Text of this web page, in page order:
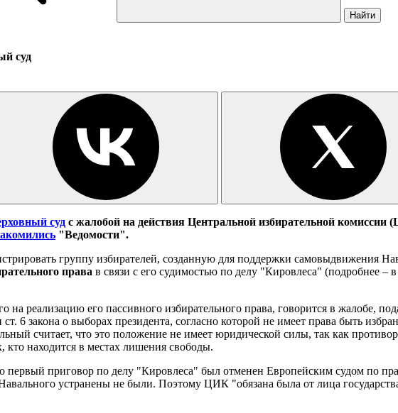
Найти
суд
суд с жалобой на действия Центральной избирательной комиссии
"Ведомости".
группу избирателей, созданную для поддержки самовыдвижения
права в связи с его судимостью по делу "Кировлеса" (подробнее –
реализацию его пассивного избирательного права, говорится в жалобе,
ст. 6 закона о выборах президента, согласно которой не имеет права быть
считает, что это положение не имеет юридической силы, так как
кто находится в местах лишения свободы.
первый приговор по делу "Кировлеса" был отменен Европейским судом по
устранены не были. Поэтому ЦИК "обязана была от лица